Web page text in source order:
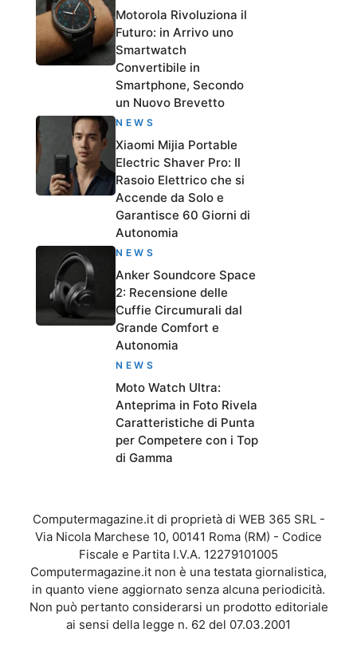
Motorola Rivoluziona il
Futuro: in Arrivo uno
Smartwatch
Convertibile in
Smartphone, Secondo
un Nuovo Brevetto
NEWS
Xiaomi Mijia Portable
Electric Shaver Pro: Il
Rasoio Elettrico che si
Accende da Solo e
Garantisce 60 Giorni di
Autonomia
NEWS
Anker Soundcore Space
2: Recensione delle
Cuffie Circumurali dal
Grande Comfort e
Autonomia
NEWS
Moto Watch Ultra:
Anteprima in Foto Rivela
Caratteristiche di Punta
per Competere con i Top
di Gamma
Computermagazine.it di proprietà di WEB 365 SRL -
Via Nicola Marchese 10, 00141 Roma (RM) - Codice
Fiscale e Partita I.V.A. 12279101005
Computermagazine.it non è una testata giornalistica,
in quanto viene aggiornato senza alcuna periodicità.
Non può pertanto considerarsi un prodotto editoriale
ai sensi della legge n. 62 del 07.03.2001